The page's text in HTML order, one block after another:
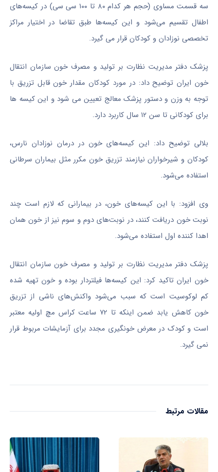
سه قسمت مساوی (حجم هر کدام ۸۰ تا ۱۰۰ سی سی) در کیسه‌های
اطفال تقسیم می‌شود و این کیسه‌ها طبق تقاضا در اختیار مراکز
تخصصی نوزادان و کودکان قرار می گیرد.
پزشک دفتر مدیریت نظارت بر تولید و مصرف خون سازمان انتقال
خون ایران توضیح داد: در مورد کودکان مقدار خون قابل تزریق با
توجه به وزن و دستور پزشک معالج تعیین می شود و این کیسه ها
برای کودکانی تا سن ۱۲ سال کاربرد دارد.
بلالی توضیح داد: این کیسه‌های خون در درمان نوزادان نارس،
کودکان و شیرخواران نیازمند تزریق خون مکرر مثل بیماران سرطانی
استفاده می‌شود.
وی افزود: با این کیسه‌های خون، در بیمارانی که لازم است چند
نوبت خون دریافت کنند، در نوبت‌های دوم و سوم نیز از خون همان
اهدا کننده اول استفاده می‌شود.
پزشک دفتر مدیریت نظارت بر تولید و مصرف خون سازمان انتقال
خون ایران تاکید کرد: این کیسه‌ها فیلتردار بوده و خون تهیه شده
کم لوکوسیت است که سبب می‌شود واکنش‌های ناشی از تزریق
خون کاهش یابد ضمن اینکه تا ۷۲ ساعت کراس مچ اولیه معتبر
است و کودک در معرض خونگیری مجدد برای آزمایشات مربوط قرار
نمی گیرد.
مقالات مرتبط